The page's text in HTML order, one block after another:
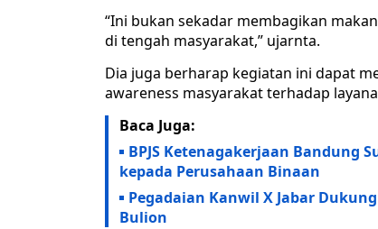
“Ini bukan sekadar membagikan
di tengah masyarakat,” ujarnta.
Dia juga berharap kegiatan ini dapat
awareness masyarakat terhadap
Baca Juga:
BPJS Ketenagakerjaan Bandung
kepada Perusahaan Binaan
Pegadaian Kanwil X Jabar
Bulion